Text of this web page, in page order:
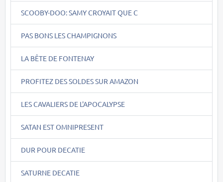
SCOOBY-DOO: SAMY CROYAIT QUE C
PAS BONS LES CHAMPIGNONS
LA BÊTE DE FONTENAY
PROFITEZ DES SOLDES SUR AMAZON
LES CAVALIERS DE L'APOCALYPSE
SATAN EST OMNIPRESENT
DUR POUR DECATIE
SATURNE DECATIE